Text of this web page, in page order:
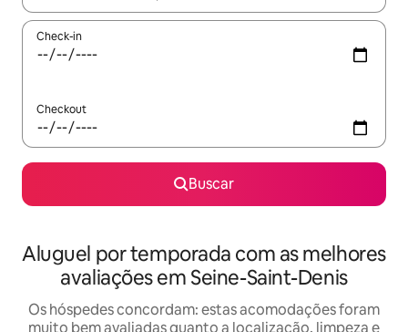
Check-in
Checkout
Buscar
Aluguel por temporada com as melhores
avaliações em Seine-Saint-Denis
Os hóspedes concordam: estas acomodações foram
muito bem avaliadas quanto a localização, limpeza e